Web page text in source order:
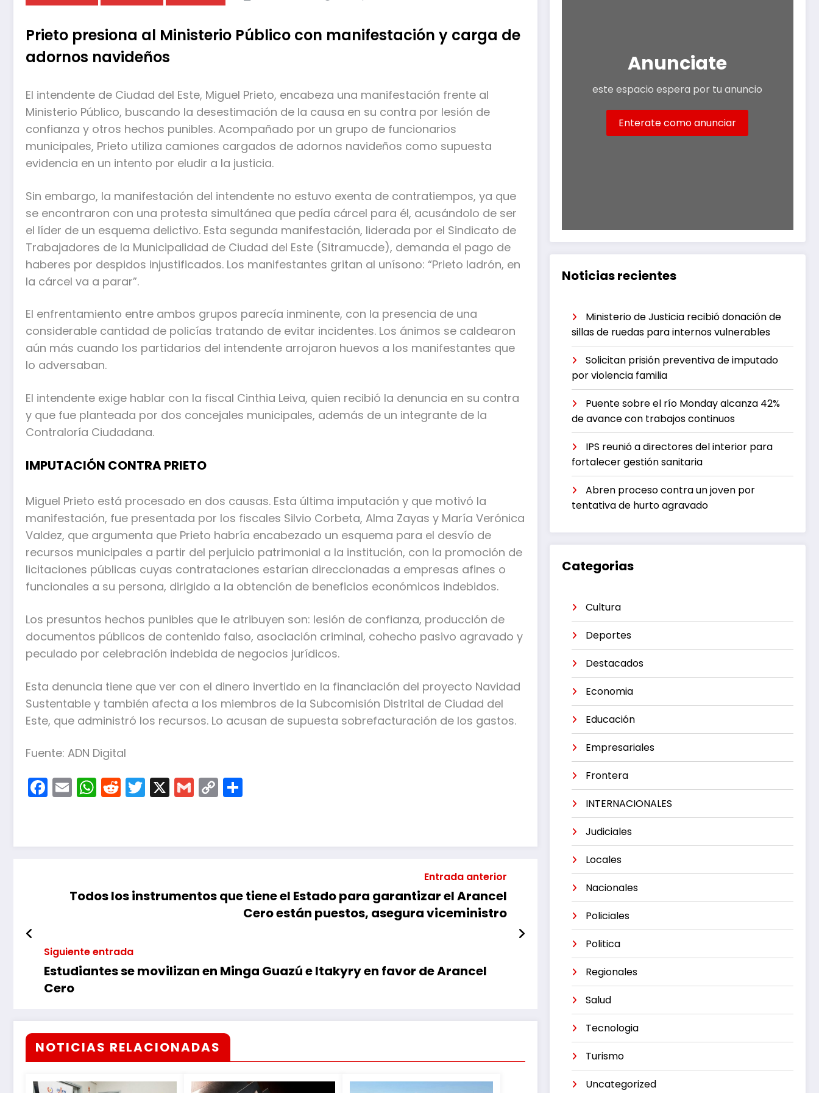
Prieto presiona al Ministerio Público con manifestación y carga de
adornos navideños
El intendente de Ciudad del Este, Miguel Prieto, encabeza una manifestación frente al
Ministerio Público, buscando la desestimación de la causa en su contra por lesión de
confianza y otros hechos punibles. Acompañado por un grupo de funcionarios
municipales, Prieto utiliza camiones cargados de adornos navideños como supuesta
evidencia en un intento por eludir a la justicia.
Sin embargo, la manifestación del intendente no estuvo exenta de contratiempos, ya que
se encontraron con una protesta simultánea que pedía cárcel para él, acusándolo de ser
el líder de un esquema delictivo. Esta segunda manifestación, liderada por el Sindicato de
Trabajadores de la Municipalidad de Ciudad del Este (Sitramucde), demanda el pago de
haberes por despidos injustificados. Los manifestantes gritan al unísono: “Prieto ladrón, en
la cárcel va a parar”.
El enfrentamiento entre ambos grupos parecía inminente, con la presencia de una
considerable cantidad de policías tratando de evitar incidentes. Los ánimos se caldearon
aún más cuando los partidarios del intendente arrojaron huevos a los manifestantes que
lo adversaban.
El intendente exige hablar con la fiscal Cinthia Leiva, quien recibió la denuncia en su contra
y que fue planteada por dos concejales municipales, además de un integrante de la
Contraloría Ciudadana.
IMPUTACIÓN CONTRA PRIETO
Miguel Prieto está procesado en dos causas. Esta última imputación y que motivó la
manifestación, fue presentada por los fiscales Silvio Corbeta, Alma Zayas y María Verónica
Valdez, que argumenta que Prieto habría encabezado un esquema para el desvío de
recursos municipales a partir del perjuicio patrimonial a la institución, con la promoción de
licitaciones públicas cuyas contrataciones estarían direccionadas a empresas afines o
funcionales a su persona, dirigido a la obtención de beneficios económicos indebidos.
Los presuntos hechos punibles que le atribuyen son: lesión de confianza, producción de
documentos públicos de contenido falso, asociación criminal, cohecho pasivo agravado y
peculado por celebración indebida de negocios jurídicos.
Esta denuncia tiene que ver con el dinero invertido en la financiación del proyecto Navidad
Sustentable y también afecta a los miembros de la Subcomisión Distrital de Ciudad del
Este, que administró los recursos. Lo acusan de supuesta sobrefacturación de los gastos.
Fuente: ADN Digital
Facebook
EmailWhatsApp
Reddit
Twitter
X Gmail
Copy
Link
Entrada anterior
Todos los instrumentos que tiene el Estado para garantizar el Arancel
Cero están puestos, asegura viceministro
Siguiente entrada
Estudiantes se movilizan en Minga Guazú e Itakyry en favor de Arancel
Cero
NOTICIAS RELACIONADAS
Anunciate
este espacio espera por tu anuncio
Enterate como anunciar
Noticias recientes
Ministerio de Justicia recibió donación de
sillas de ruedas para internos vulnerables
Solicitan prisión preventiva de imputado
por violencia familia
Puente sobre el río Monday alcanza 42%
de avance con trabajos continuos
IPS reunió a directores del interior para
fortalecer gestión sanitaria
Abren proceso contra un joven por
tentativa de hurto agravado
Categorias
Cultura
Deportes
Destacados
Economia
Educación
Empresariales
Frontera
INTERNACIONALES
Judiciales
Locales
Nacionales
Policiales
Politica
Regionales
Salud
Tecnologia
Turismo
Uncategorized